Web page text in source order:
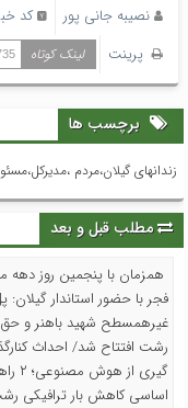
نصیبه جانی پور کد خبر
پرینت
لینک کوتاه
برچسب ها
زندانهای گیلان،مردم
مطلب قبل و بعد
همزمان با پنجمین روز دهه
فجر با حضور استاندار گیلان:
غیرهمسطح شهید باهنر و
رشت افتتاح شد/ احداث
گیری از
اساسی کاهش بار ترافیکی